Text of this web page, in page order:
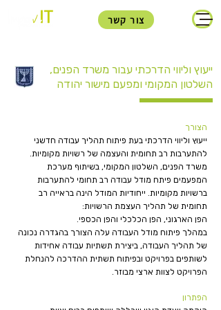
צור קשר
ייעוץ וליווי הדרכתי עבור משרד הפנים,
השלטון המקומי ומפעם מישור יהודה
הצורך
ייעוץ וליווי הדרכתי בעת פיתוח תהליך עבודה חדשני
להתערבות רב תחומית והעצמה של רשויות מקומיות.
משרד הפנים, השלטון המקומי, בשיתוף מערכת
המפעמים פיתח מודל עבודה רב תחומי להתערבות
ברשויות מקומיות. ייחודיות המודל הינה בראייה רב
תחומית של תהליך העצמת הרשויות:
הפן הארגוני, הפן הכלכלי והפן הכספי.
במהלך פיתוח מודל העבודה עלה הצורך בהגדרה נכונה
של תהליך העבודה, ביצירת תשתיות עבודה אחידות
לשותפים בפרויקט ובפיתוח תשתית ההדרכה להנחלת
הפרויקט לצוות ארצי מבוזר.
הפתרון